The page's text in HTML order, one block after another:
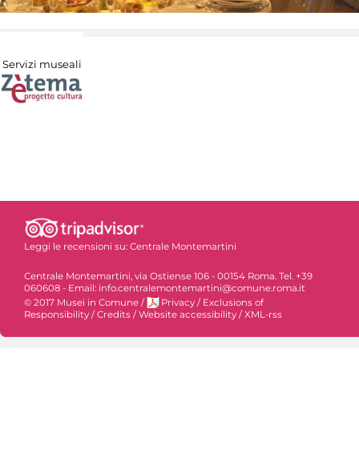
Servizi museali
Leggi le recensioni su: Centrale Montemartini
Centrale Montemartini, via Ostiense 106 - 00154 Roma. Tel. +39
060608 - Email: info.centralemontemartini@comune.roma.it
© 2017 Musei in Comune / Privacy / Exclusions of
Responsibility / Credits / Website accessibility / XML-rss